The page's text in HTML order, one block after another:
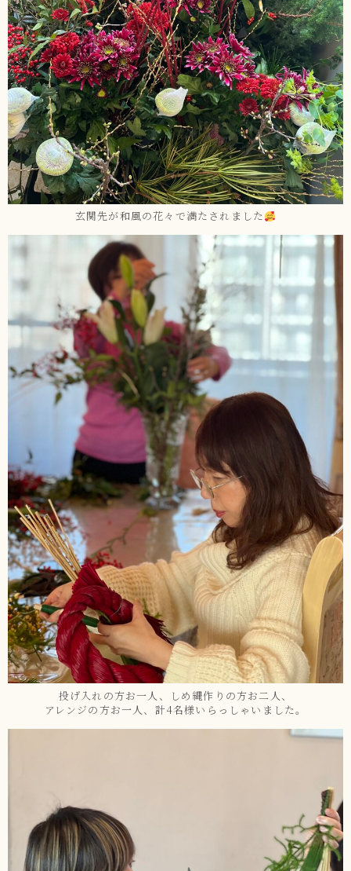
玄関先が和風の花々で満たされました
投げ入れの方お一人、しめ縄作りの方お二人、
アレンジの方お一人、計4名様いらっしゃいました。